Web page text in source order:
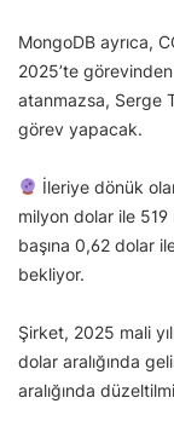
MongoDB ayrıca,
2025’te
atanmazsa, Serge
görev yapacak.
İleriye dönük
milyon dolar ile 519
başına 0,62 dolar
bekliyor.
Şirket, 2025 mali
dolar aralığında
aralığında